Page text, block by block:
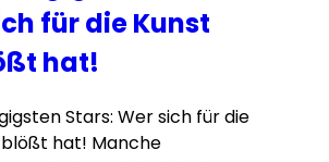
für die Kunst
hat!
Stars: Wer sich für die
hat! Manche